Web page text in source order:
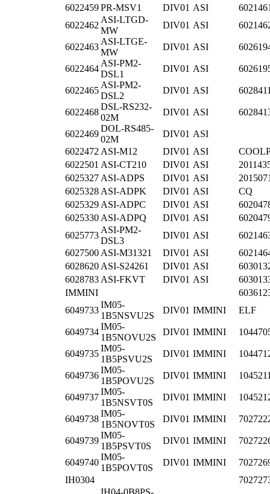
6022459PR-MSV1 DIV01 ASI
6022462
ASI-LTGD-
MW
DIV01 ASI
6022463
ASI-LTGE-
MW
DIV01 ASI
6022464
ASI-PM2-
DSL1
DIV01 ASI
6022465
ASI-PM2-
DSL2
DIV01 ASI
6022468
DSL-RS232-
02M
DIV01 ASI
6022469
DOL-RS485-
02M
DIV01 ASI
6022472 ASI-M12 DIV01 ASI
6022501 ASI-CT210 DIV01 ASI
6025327 ASI-ADPS DIV01 ASI
6025328 ASI-ADPK DIV01 ASI
CQ
6025329 ASI-ADPC DIV01 ASI
6025330 ASI-ADPQ DIV01 ASI
6025773
ASI-PM2-
DSL3
DIV01 ASI
6027500 ASI-M31321 DIV01 ASI
6028620 ASI-S24261 DIV01 ASI
6028783 ASI-FKVT DIV01 ASI
IMMINI
6049733
IM05-
1B5NSVU2S
DIV01 IMMINI ELF
6049734
IM05-
1B5NOVU2S
DIV01 IMMINI
6049735
IM05-
1B5PSVU2S
DIV01 IMMINI
6049736
IM05-
1B5POVU2S
DIV01 IMMINI
6049737
IM05-
1B5NSVT0S
DIV01 IMMINI
6049738
IM05-
1B5NOVT0S
DIV01 IMMINI
6049739
IM05-
1B5PSVT0S
DIV01 IMMINI
6049740
IM05-
1B5POVT0S
DIV01 IMMINI
IH0304
IH04-0B8PS-